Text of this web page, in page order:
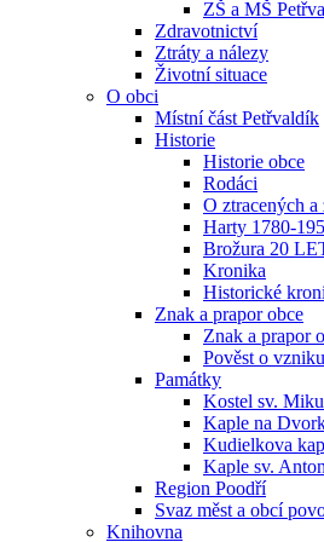
ZŠ a MŠ
Zdravotnictví
Ztráty a nálezy
Životní situace
O obci
Místní část Petřvaldík
Historie
Historie obce
Rodáci
O ztracených
Harty 1780-
Brožura 20
Kronika
Historické
Znak a prapor obce
Znak a prapor
Pověst o
Památky
Kostel sv.
Kaple na
Kudielkova
Kaple sv.
Region Poodří
Svaz měst a obcí
Knihovna